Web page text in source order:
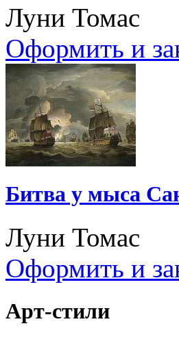
Луни Томас
Оформить и
Битва у мыса
Луни Томас
Оформить и
Арт-стили